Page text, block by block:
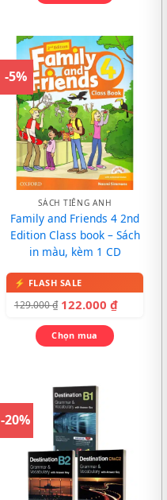
-5%
SÁCH TIẾNG ANH
Family and Friends 4 2nd
Edition Class book – Sách
in màu, kèm 1 CD
129.000₫ 122.000 ₫
Chọn mua
-20%